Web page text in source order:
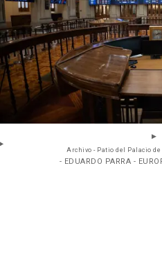
Archivo - Patio del Palacio
- EDUARDO PARRA -